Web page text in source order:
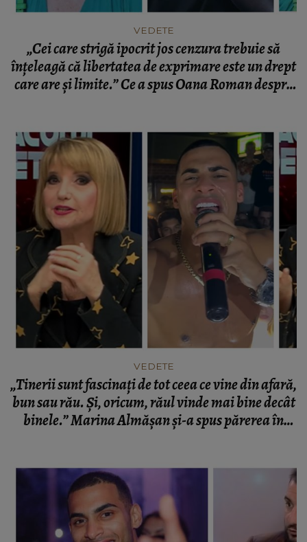
VEDETE
„Cei care strigă ipocrit jos cenzura trebuie să
înțeleagă că libertatea de exprimare este un drept
care are și limite.” Ce a spus Oana Roman despre
VEDETE
„Tinerii sunt fascinați de tot ceea ce vine din afară,
bun sau rău. Și, oricum, răul vinde mai bine decât
binele.” Marina Almășan și-a spus părerea în